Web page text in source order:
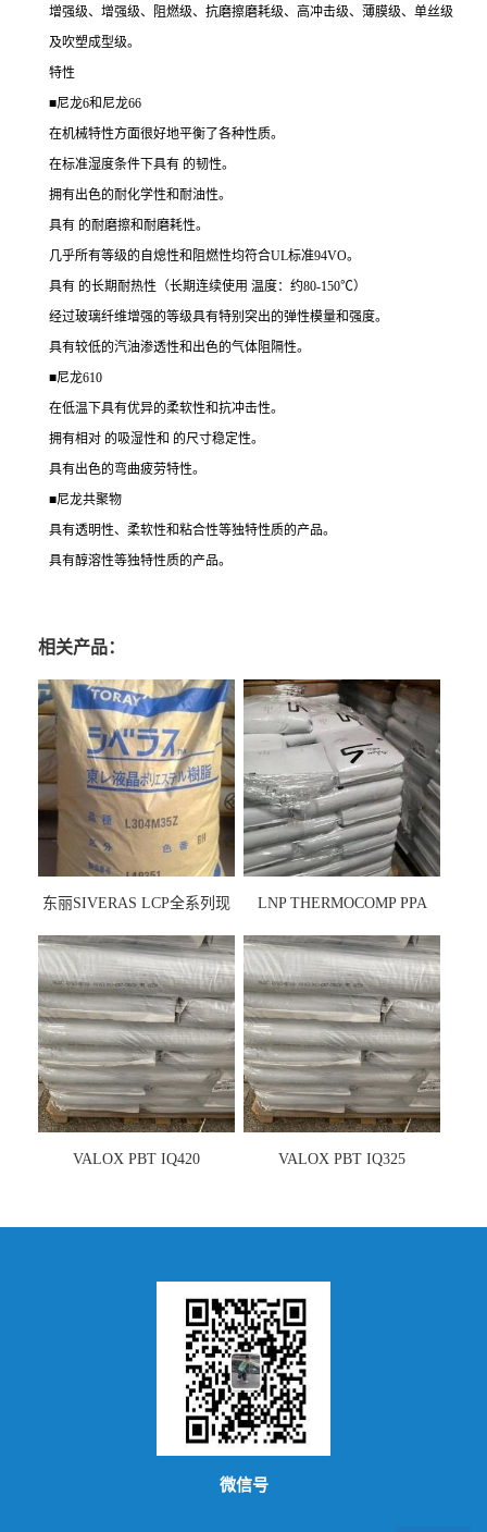
增强级、增强级、阻燃级、抗磨擦磨耗级、高冲击级、薄膜级、单丝级
及吹塑成型级。
特性
■尼龙6和尼龙66
在机械特性方面很好地平衡了各种性质。
在标准湿度条件下具有 的韧性。
拥有出色的耐化学性和耐油性。
具有 的耐磨擦和耐磨耗性。
几乎所有等级的自熄性和阻燃性均符合UL标准94VO。
具有 的长期耐热性（长期连续使用 温度：约80-150℃）
经过玻璃纤维增强的等级具有特别突出的弹性模量和强度。
具有较低的汽油渗透性和出色的气体阻隔性。
■尼龙610
在低温下具有优异的柔软性和抗冲击性。
拥有相对 的吸湿性和 的尺寸稳定性。
具有出色的弯曲疲劳特性。
■尼龙共聚物
具有透明性、柔软性和粘合性等独特性质的产品。
具有醇溶性等独特性质的产品。
相关产品：
东丽SIVERAS LCP全系列现
LNP THERMOCOMP PPA
VALOX PBT IQ420 VALOX PBT IQ325
微信号